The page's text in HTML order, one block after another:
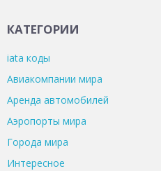
КАТЕГОРИИ
iata коды
Авиакомпании мира
Аренда автомобилей
Аэропорты мира
Города мира
Интересное